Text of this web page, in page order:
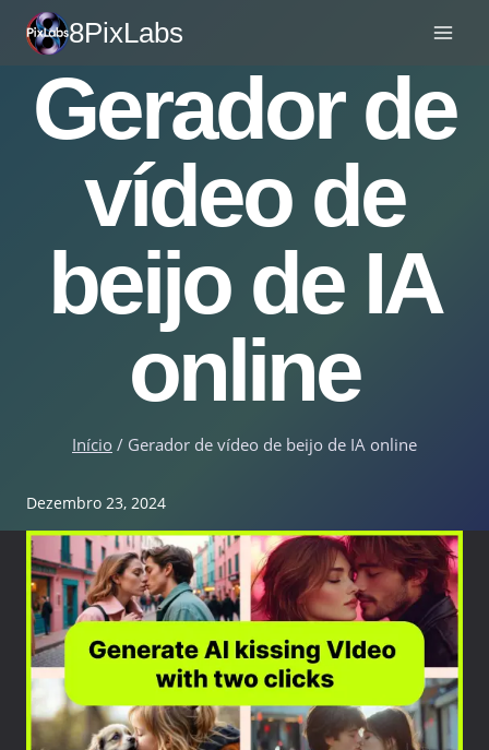
Saltar
para
conteúdo
8PixLabs
Gerador de
vídeo de
beijo de IA
online
Início / Gerador de vídeo de beijo de IA online
Dezembro 23, 2024